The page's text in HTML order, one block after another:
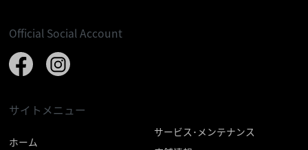
Official Social Account
サイトメニュー
ホーム
サービス･メンテナンス